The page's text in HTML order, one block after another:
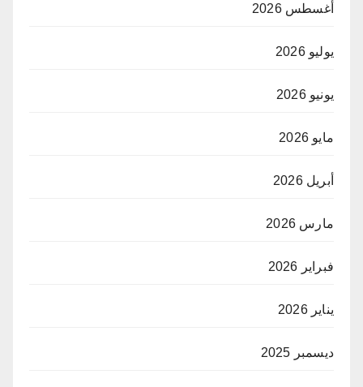
أغسطس 2026
يوليو 2026
يونيو 2026
مايو 2026
أبريل 2026
مارس 2026
فبراير 2026
يناير 2026
ديسمبر 2025